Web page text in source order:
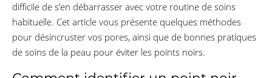
difficile de s’en débarrasser avec votre routine de soins
habituelle. Cet article vous présente quelques méthodes
pour désincruster vos pores, ainsi que de bonnes pratiques
de soins de la peau pour éviter les points noirs.